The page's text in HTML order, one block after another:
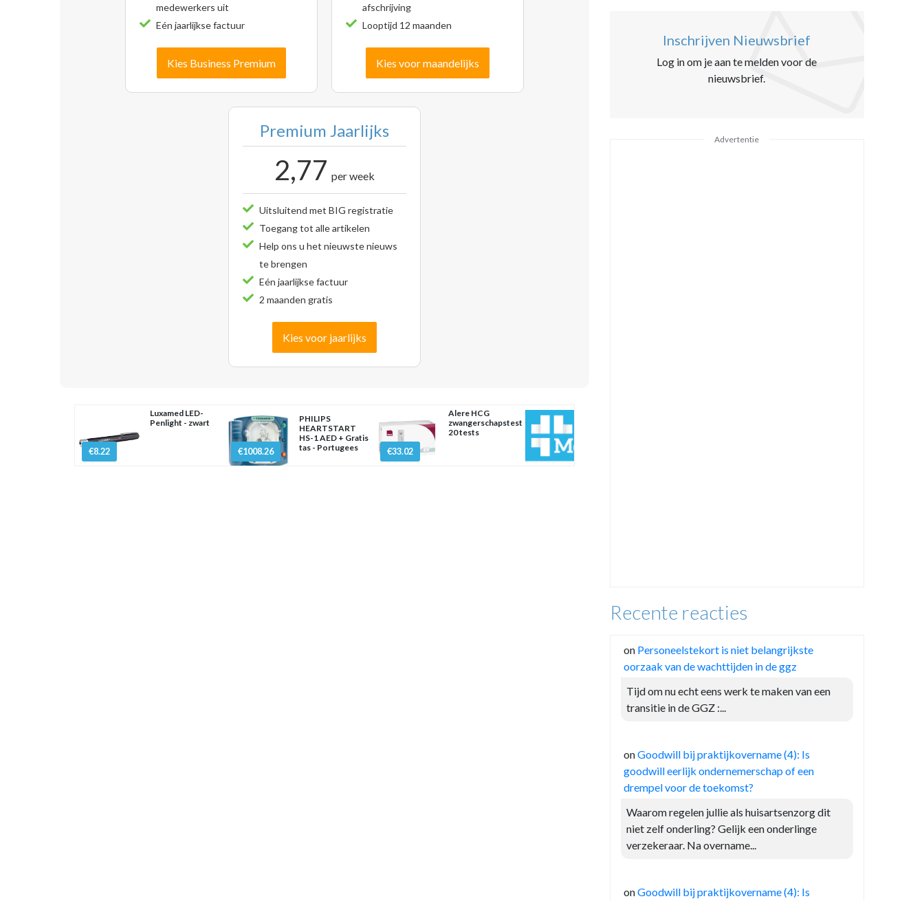
medewerkers uit
Eén jaarlijkse factuur
Kies Business Premium
afschrijving
Looptijd 12 maanden
Kies voor maandelijks
Premium Jaarlijks
2,77 per week
Uitsluitend met BIG registratie
Toegang tot alle artikelen
Help ons u het nieuwste nieuws
te brengen
Eén jaarlijkse factuur
2 maanden gratis
Kies voor jaarlijks
€8.22
Luxamed LED-
Penlight - zwart
€1008.26
PHILIPS
HEARTSTART
HS-1 AED + Gratis
tas - Portugees
€33.02
Alere HCG
zwangerschapstest
20 tests
Inschrijven Nieuwsbrief
Log in om je aan te melden voor de
nieuwsbrief.
Advertentie
Recente reacties
on Personeelstekort is niet belangrijkste
oorzaak van de wachttijden in de ggz
Tijd om nu echt eens werk te maken van een
transitie in de GGZ :...
onGoodwill bij praktijkovername (4): Is
goodwill eerlijk ondernemerschap of een
drempel voor de toekomst?
Waarom regelen jullie als huisartsenzorg dit
niet zelf onderling? Gelijk een onderlinge
verzekeraar. Na overname...
onGoodwill bij praktijkovername (4): Is